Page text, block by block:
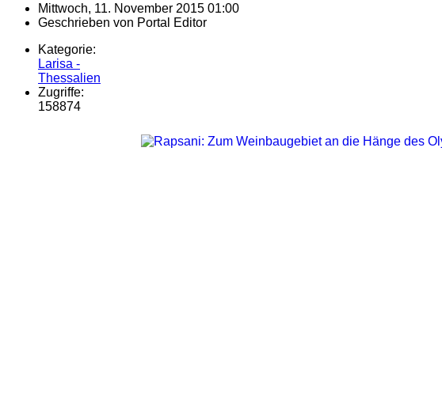
Mittwoch, 11. November 2015 01:00
Geschrieben von Portal Editor
Kategorie:
Larisa -
Thessalien
Zugriffe:
158874